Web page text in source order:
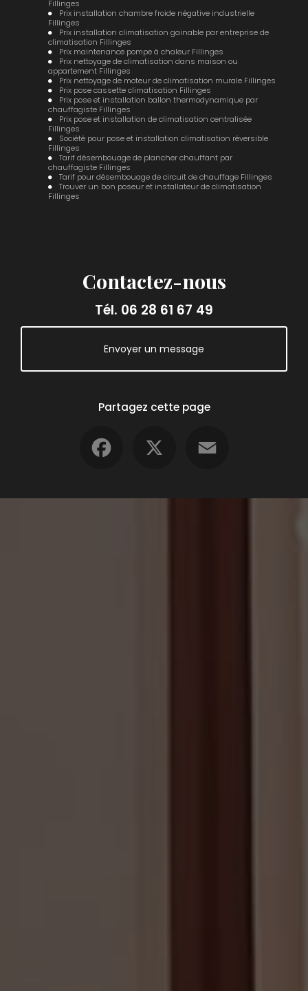
Fillinges
Prix installation chambre froide négative industrielle
Fillinges
Prix installation climatisation gainable par entreprise de
climatisation Fillinges
Prix maintenance pompe à chaleur Fillinges
Prix nettoyage de climatisation dans maison ou
appartement Fillinges
Prix nettoyage de moteur de climatisation murale Fillinges
Prix pose cassette climatisation Fillinges
Prix pose et installation ballon thermodynamique par
chauffagiste Fillinges
Prix pose et installation de climatisation centralisée
Fillinges
Société pour pose et installation climatisation réversible
Fillinges
Tarif désembouage de plancher chauffant par
chauffagiste Fillinges
Tarif pour désembouage de circuit de chauffage Fillinges
Trouver un bon poseur et installateur de climatisation
Fillinges
Contactez-nous
Tél. 06 28 61 67 49
Envoyer un message
Partagez cette page